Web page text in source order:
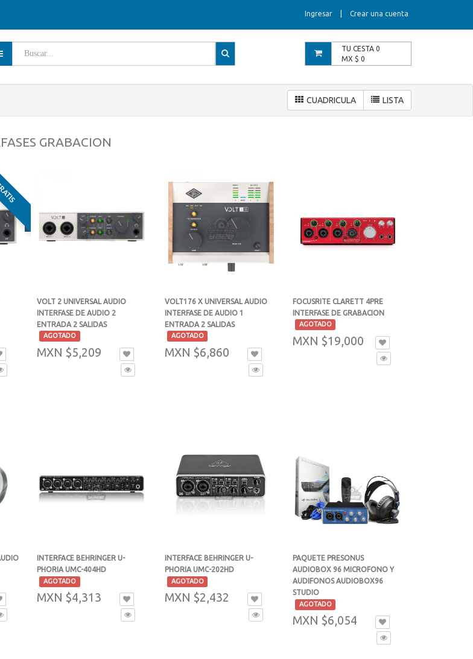
Ingresar Crear una cuenta
TU CESTA 0
MX $ 0
CUADRICULA LISTA
GRABACION
VOLT 2 UNIVERSAL AUDIO
INTERFASE DE AUDIO 2
ENTRADA 2 SALIDAS
AGOTADO
MXN $5,209
VOLT176 X UNIVERSAL AUDIO
INTERFASE DE AUDIO 1
ENTRADA 2 SALIDAS
AGOTADO
MXN $6,860
FOCUSRITE CLARETT 4PRE
INTERFASE DE GRABACION
AGOTADO
MXN $19,000
INTERFACE BEHRINGER U-
PHORIA UMC-404HD
AGOTADO
MXN $4,313
INTERFACE BEHRINGER U-
PHORIA UMC-202HD
AGOTADO
MXN $2,432
PAQUETE PRESONUS
AUDIOBOX 96 MICROFONO Y
AUDIFONOS AUDIOBOX96
STUDIO
AGOTADO
MXN $6,054